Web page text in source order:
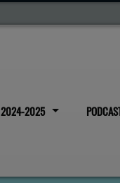
2024-2025